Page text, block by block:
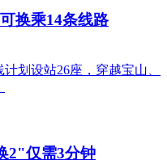
换乘14条线路
划设站26座，穿越宝山、
2"仅需3分钟